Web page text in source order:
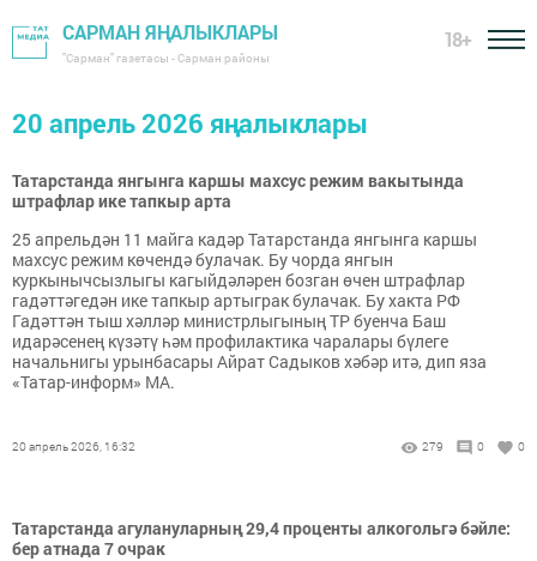
САРМАН ЯҢАЛЫКЛАРЫ
"Сарман" газетасы - Сарман районы
18+
20 апрель 2026 яңалыклары
Татарстанда янгынга каршы махсус режим вакытында
штрафлар ике тапкыр арта
25 апрельдән 11 майга кадәр Татарстанда янгынга каршы
махсус режим көчендә булачак. Бу чорда янгын
куркынычсызлыгы кагыйдәләрен бозган өчен штрафлар
гадәттәгедән ике тапкыр артыграк булачак. Бу хакта РФ
Гадәттән тыш хәлләр министрлыгының ТР буенча Баш
идарәсенең күзәтү һәм профилактика чаралары бүлеге
начальнигы урынбасары Айрат Садыков хәбәр итә, дип яза
«Татар-информ» МА.
20 апрель 2026, 16:32 279 0 0
Татарстанда агулануларның 29,4 проценты алкогольгә бәйле:
бер атнада 7 очрак